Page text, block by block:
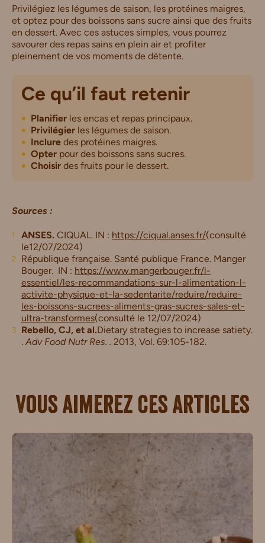
Privilégiez les légumes de saison, les protéines maigres,
et optez pour des boissons sans sucre ainsi que des fruits
en dessert. Avec ces astuces simples, vous pourrez
savourer des repas sains en plein air et profiter
pleinement de vos moments de détente.
Ce qu’il faut retenir
Planifier les encas et repas principaux.
Privilégier les légumes de saison.
Inclure des protéines maigres.
Opter pour des boissons sans sucres.
Choisir des fruits pour le dessert.
Sources :
ANSES. CIQUAL. IN : https://ciqual.anses.fr/(consulté
le12/07/2024)
République française. Santé publique France. Manger
Bouger. IN : https://www.mangerbouger.fr/l-
essentiel/les-recommandations-sur-l-alimentation-l-
activite-physique-et-la-sedentarite/reduire/reduire-
les-boissons-sucrees-aliments-gras-sucres-sales-et-
ultra-transformes(consulté le 12/07/2024)
Rebello, CJ, et al.Dietary strategies to increase satiety.
.Adv Food Nutr Res. . 2013, Vol. 69:105-182.
Vous aimerez ces articles